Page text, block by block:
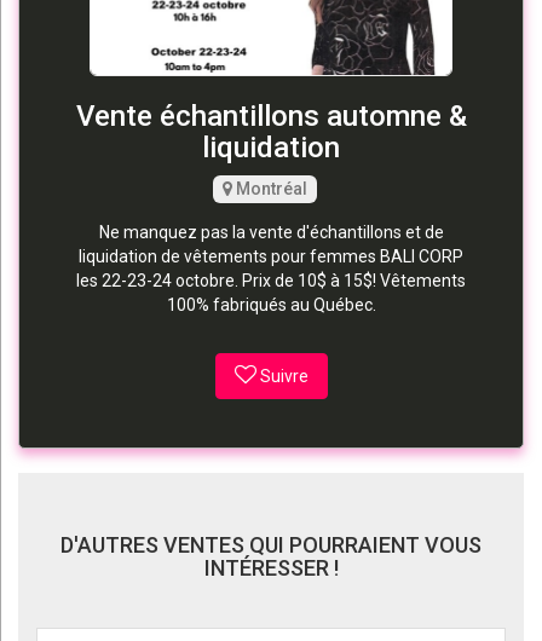
Vente échantillons automne &
liquidation
Montréal
Ne manquez pas la vente d'échantillons et de
liquidation de vêtements pour femmes BALI CORP
les 22-23-24 octobre. Prix de 10$ à 15$! Vêtements
100% fabriqués au Québec.
Suivre
D'AUTRES VENTES QUI POURRAIENT VOUS
INTÉRESSER !